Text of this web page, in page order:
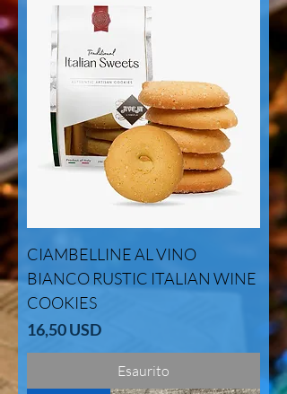
CIAMBELLINE AL VINO
BIANCO RUSTIC ITALIAN WINE
COOKIES
Prezzo
16,50 USD
Esaurito